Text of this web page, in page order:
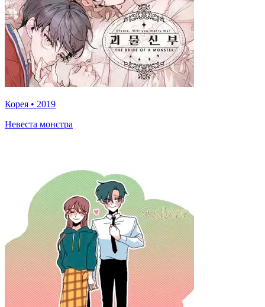
Корея • 2019
Невеста монстра